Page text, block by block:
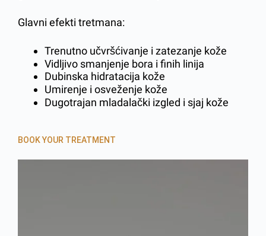
Glavni efekti tretmana:
Trenutno učvršćivanje i zatezanje kože
Vidljivo smanjenje bora i finih linija
Dubinska hidratacija kože
Umirenje i osveženje kože
Dugotrajan mladalački izgled i sjaj kože
BOOK YOUR TREATMENT